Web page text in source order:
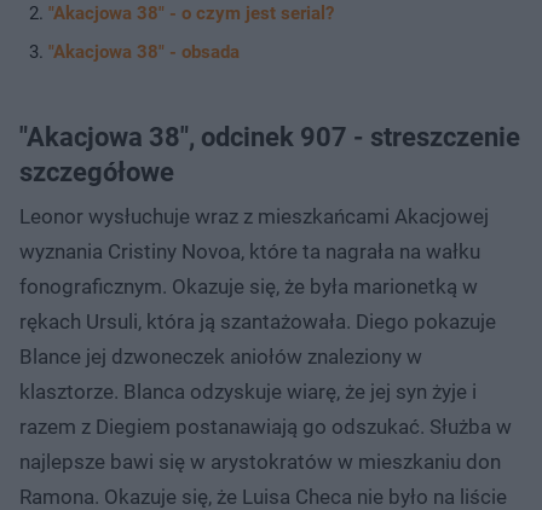
"Akacjowa 38" - o czym jest serial?
"Akacjowa 38" - obsada
"Akacjowa 38", odcinek 907 - streszczenie
szczegółowe
Leonor wysłuchuje wraz z mieszkańcami Akacjowej
wyznania Cristiny Novoa, które ta nagrała na wałku
fonograficznym. Okazuje się, że była marionetką w
rękach Ursuli, która ją szantażowała. Diego pokazuje
Blance jej dzwoneczek aniołów znaleziony w
klasztorze. Blanca odzyskuje wiarę, że jej syn żyje i
razem z Diegiem postanawiają go odszukać. Służba w
najlepsze bawi się w arystokratów w mieszkaniu don
Ramona. Okazuje się, że Luisa Checa nie było na liście